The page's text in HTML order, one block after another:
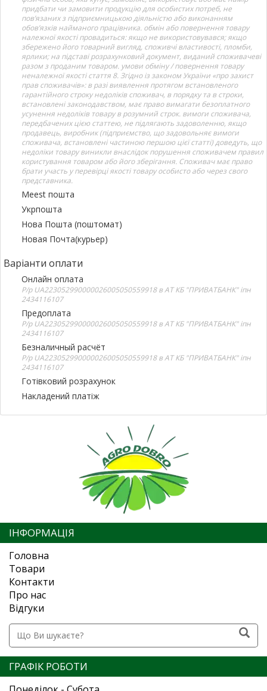
придбати чи замовити продукцію для особистих потреб, не
пов’язаних з підприємницькою діяльністю або виконанням
обов’язків найманого працівника. обмін або повернення товару
належної якості провадиться: якщо не використовувався; якщо
збережено його товарний вигляд, споживчі властивості, пломби,
ярлики; на підставі розрахунковий документ, виданий споживачеві
разом з проданим товаром. умови обміну / повернення товару
неналежної якості стаття 8. Згідно із законом України «про захист
прав споживачів»: в разі виявлення протягом встановленого
гарантійного строку недоліків споживач, в порядку та в строки,
встановлені законодавством, має право вимагати безоплатного
усунення недоліків товару в розумний строк. вимоги споживача,
передбачених цією статтею, не підлягають задоволенню, якщо
продавець, виробник (підприємство, що задовольняє вимоги
споживача, встановлені частиною першою цієї статті) доведуть, що
недоліки товару виникли внаслідок порушення споживачем правил
користування товаром або його зберігання. Споживач має право
брати участь у перевірці якості товару особисто або через свого
представника.
Meest пошта
Укрпошта
Нова Пошта (поштомат)
Новая Почта(курьер)
Варіанти оплати
Онлайн оплата
Р/р UA223052990000026005050559918 в АТ КБ "ПРИВАТБАНК" іпн
2434116107
Предоплата
Р/р UA223052990000026005050559918 в АТ КБ "ПРИВАТБАНК" іпн
2434116107
Безналичный расчёт
Р/р UA223052990000026005050559918 в АТ КБ "ПРИВАТБАНК" іпн
2434116107
Готівковий розрахунок
Накладений платіж
ІНФОРМАЦІЯ
Головна
Товари
Контакти
Про нас
Відгуки
ГРАФІК РОБОТИ